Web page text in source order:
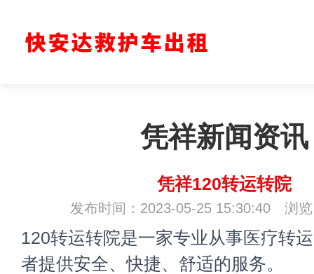
凭祥新闻资讯
凭祥120转运转院
发布时间：2023-05-25 15:30:40 浏览
120转运转院是一家专业从事医疗转
者提供安全、快捷、舒适的服务。